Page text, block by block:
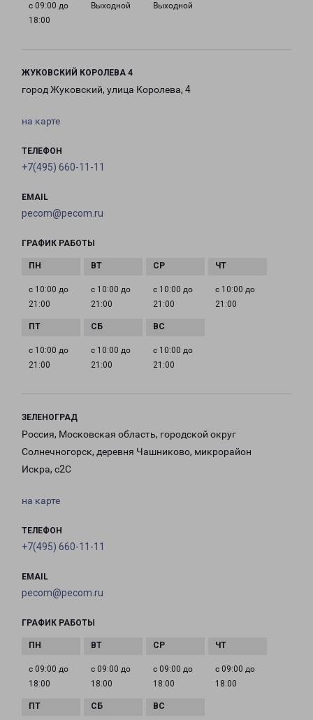
с 09:00 до
18:00
Выходной Выходной
ЖУКОВСКИЙ КОРОЛЕВА 4
город Жуковский, улица Королева, 4
на карте
ТЕЛЕФОН
+7(495) 660-11-11
EMAIL
pecom@pecom.ru
ГРАФИК РАБОТЫ
с 10:00 до
21:00
с 10:00 до
21:00
с 10:00 до
21:00
с 10:00 до
21:00
с 10:00 до
21:00
с 10:00 до
21:00
с 10:00 до
21:00
ЗЕЛЕНОГРАД
Россия, Московская область, городской округ
Солнечногорск, деревня Чашниково, микрорайон
Искра, с2С
на карте
ТЕЛЕФОН
+7(495) 660-11-11
EMAIL
pecom@pecom.ru
ГРАФИК РАБОТЫ
с 09:00 до
18:00
с 09:00 до
18:00
с 09:00 до
18:00
с 09:00 до
18:00